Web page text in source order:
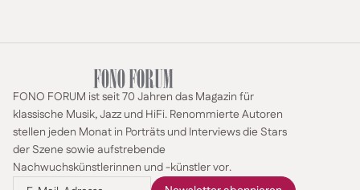
FONO FORUM ist seit 70 Jahren das Magazin für
klassische Musik, Jazz und HiFi. Renommierte Autoren
stellen jeden Monat in Porträts und Interviews die Stars
der Szene sowie aufstrebende
Nachwuchskünstlerinnen und -künstler vor.